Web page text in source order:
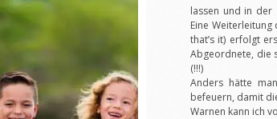
lassen und in der
Eine
that’s it) erfolgt
Abgeordnete, die
(!!!)
Anders hätte
befeuern, damit
Warnen kann ich